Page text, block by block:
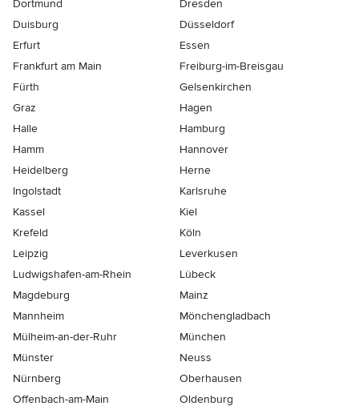
Dortmund
Dresden
Duisburg
Düsseldorf
Erfurt
Essen
Frankfurt am Main
Freiburg-im-Breisgau
Fürth
Gelsenkirchen
Graz
Hagen
Halle
Hamburg
Hamm
Hannover
Heidelberg
Herne
Ingolstadt
Karlsruhe
Kassel
Kiel
Krefeld
Köln
Leipzig
Leverkusen
Ludwigshafen-am-Rhein
Lübeck
Magdeburg
Mainz
Mannheim
Mönchen­gladbach
Mülheim-an-der-Ruhr
München
Münster
Neuss
Nürnberg
Oberhausen
Offenbach-am-Main
Oldenburg